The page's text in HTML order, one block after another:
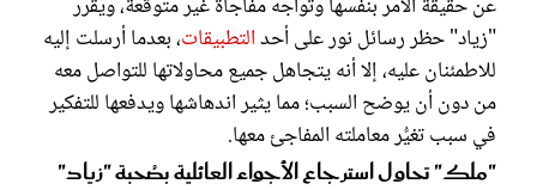
عن حقيقة الأمر بنفسها وتواجه مفاجأة غير متوقَعة، ويُقرر
"زياد" حظر رسائل نور على أحدالتطبيقات، بعدما أرسلت إليه
للاطمئنان عليه، إلا أنه يتجاهل جميع محاولاتها للتواصل معه
من دون أن يوضح السبب؛ مما يثير اندهاشها ويدفعها للتفكير
في سبب تغيُّر معاملته المفاجئ معها.
"ملك" تحاول استرجاع الأجواء العائلية بصُحبة "زياد"